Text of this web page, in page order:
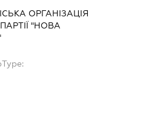
ОРГАНІЗАЦІЯ
"НОВА